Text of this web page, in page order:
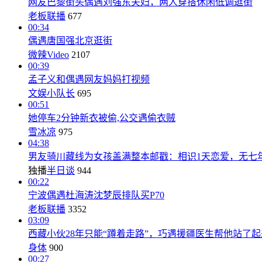
网友巴黎街头偶遇刘强东夫妇，两人穿搭休闲低调逛街
老板联播 677
00:34
偶遇唐国强北京逛街
微辣Video 2107
00:39
孟子义和偶遇网友妈妈打视频
文娱小队长 695
00:51
她停车2分钟新衣被偷,公交遇偷衣贼
雪冰凉 975
04:38
男友骑川藏线为女孩盖满整本邮戳：相识1天恋爱，无七
独播半日谈 944
00:22
宁波偶遇杜海涛沈梦辰排队买P70
老板联播 3352
03:09
西藏小伙28年只能“蹲着走路”，巧遇援疆医生帮他站了
身体 900
00:27